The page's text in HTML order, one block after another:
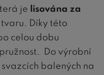
je
lisována za
Díky této
celou dobu
Do výrobní
balených na